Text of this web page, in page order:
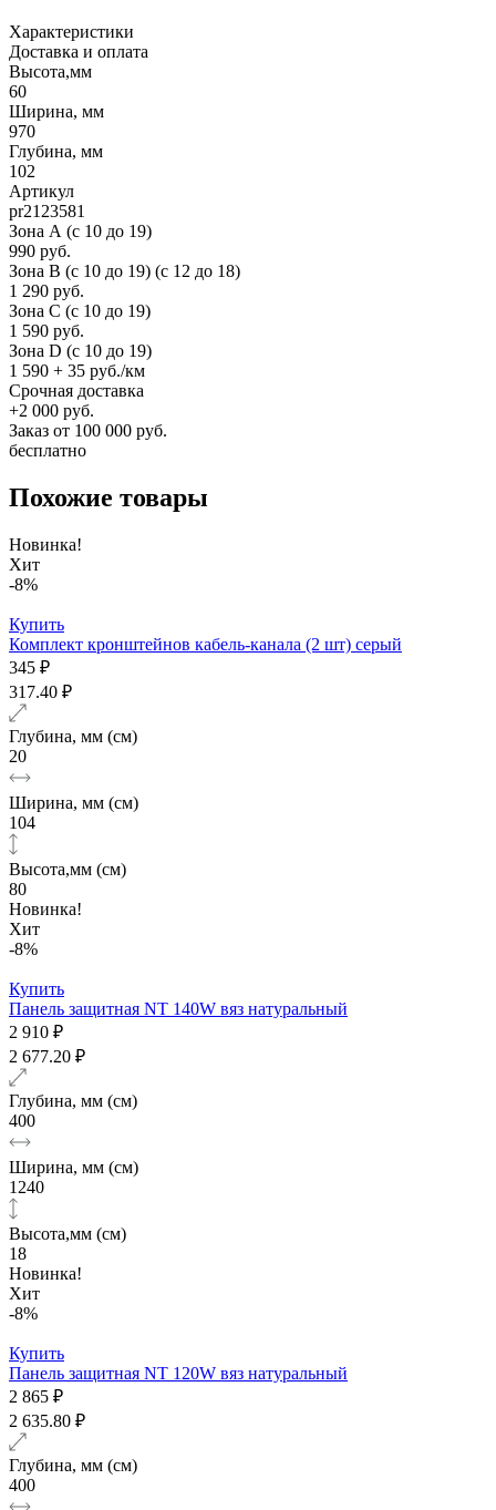
Характеристики
Доставка и оплата
Высота,мм
60
Ширина, мм
970
Глубина, мм
102
Артикул
pr2123581
Зона А (c 10 до 19)
990 руб.
Зона B (c 10 до 19) (c 12 до 18)
1 290 руб.
Зона C (c 10 до 19)
1 590 руб.
Зона D (c 10 до 19)
1 590 + 35 руб./км
Срочная доставка
+2 000 руб.
Заказ от 100 000 руб.
бесплатно
Похожие товары
Новинка!
Хит
-8%
Купить
Комплект кронштейнов кабель-канала (2 шт) серый
345 ₽
317.40 ₽
Глубина, мм (см)
20
Ширина, мм (см)
104
Высота,мм (см)
80
Новинка!
Хит
-8%
Купить
Панель защитная NT 140W вяз натуральный
2 910 ₽
2 677.20 ₽
Глубина, мм (см)
400
Ширина, мм (см)
1240
Высота,мм (см)
18
Новинка!
Хит
-8%
Купить
Панель защитная NT 120W вяз натуральный
2 865 ₽
2 635.80 ₽
Глубина, мм (см)
400